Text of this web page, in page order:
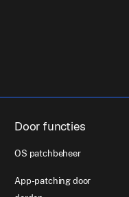
Door functies
OS patchbeheer
App-patching door